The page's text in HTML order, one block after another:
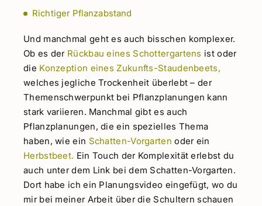
Richtiger Pflanzabstand
Und manchmal geht es auch bisschen komplexer.
Ob es der Rückbau eines Schottergartens ist oder
die Konzeption eines Zukunfts-Staudenbeets,
welches jegliche Trockenheit überlebt – der
Themenschwerpunkt bei Pflanzplanungen kann
stark variieren. Manchmal gibt es auch
Pflanzplanungen, die ein spezielles Thema
haben, wie ein Schatten-Vorgarten oder ein
Herbstbeet. Ein Touch der Komplexität erlebst du
auch unter dem Link bei dem Schatten-Vorgarten.
Dort habe ich ein Planungsvideo eingefügt, wo du
mir bei meiner Arbeit über die Schultern schauen